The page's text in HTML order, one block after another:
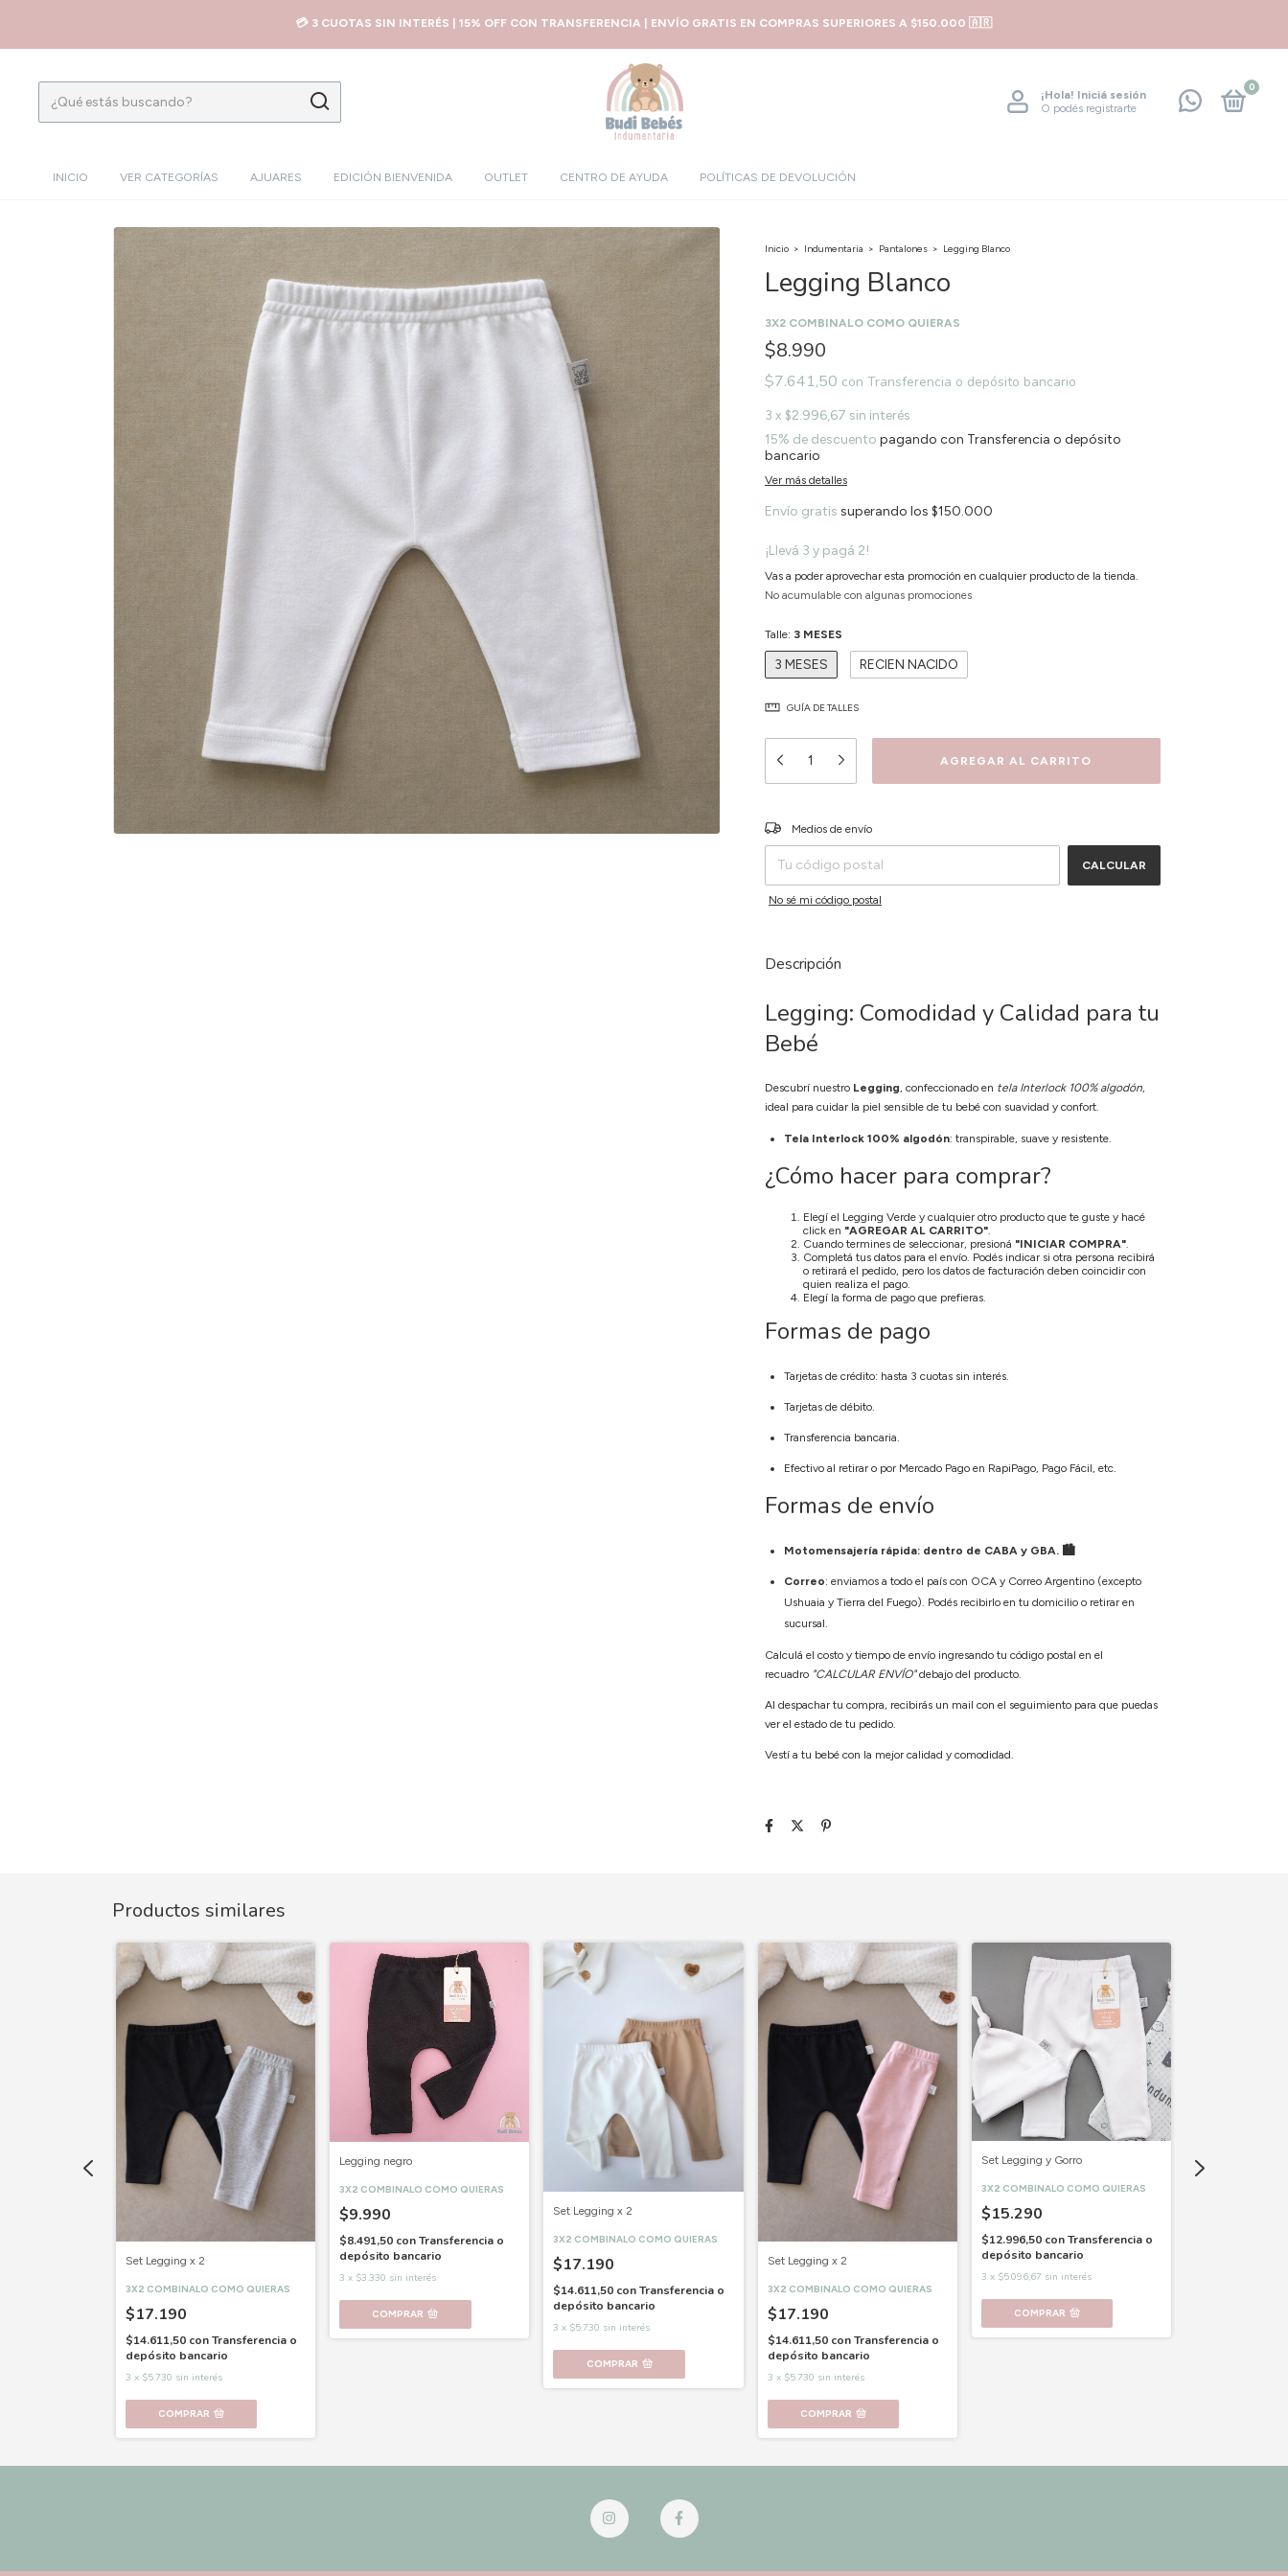
💳 3 CUOTAS SIN INTERÉS | 15% OFF CON TRANSFERENCIA | ENVÍO GRATIS EN COMPRAS SUPERIORES A $150.000 🇦🇷
¡Hola! Iniciá sesión
O podés registrarte
0
INICIO VER CATEGORÍAS AJUARES EDICIÓN BIENVENIDA OUTLET CENTRO DE AYUDA POLÍTICAS DE DEVOLUCIÓN
Inicio > Indumentaria > Pantalones > Legging Blanco
Legging Blanco
3X2 COMBINALO COMO QUIERAS
$8.990
$7.641,50 con Transferencia o depósito bancario
3 x $2.996,67 sin interés
15% de descuento pagando con Transferencia o depósito
bancario
Ver más detalles
Envío gratis superando los $150.000
¡Llevá 3 y pagá 2!
Vas a poder aprovechar esta promoción en cualquier producto de la tienda.
No acumulable con algunas promociones
Talle: 3 MESES
3 MESES RECIEN NACIDO
GUÍA DE TALLES
Entregas para el CP:
Medios de envío
CALCULAR
No sé mi código postal
Descripción
Legging: Comodidad y Calidad para tu
Bebé
Descubrí nuestro Legging, confeccionado en tela Interlock 100% algodón,
ideal para cuidar la piel sensible de tu bebé con suavidad y confort.
Tela Interlock 100% algodón: transpirable, suave y resistente.
¿Cómo hacer para comprar?
Elegí el Legging Verde y cualquier otro producto que te guste y hacé
click en "AGREGAR AL CARRITO"
Cuando termines de seleccionar, presioná "INICIAR COMPRA"
Completá tus datos para el envío. Podés indicar si otra persona recibirá
o retirará el pedido, pero los datos de facturación deben coincidir con
quien realiza el pago.
Elegí la forma de pago que prefieras.
Formas de pago
Tarjetas de crédito: hasta 3 cuotas sin interés.
Tarjetas de débito.
Transferencia bancaria.
Efectivo al retirar o por Mercado Pago en RapiPago, Pago Fácil, etc.
Formas de envío
Motomensajería rápida: dentro de CABA y GBA. 🏙️
Correo: enviamos a todo el país con OCA y Correo Argentino (excepto
Ushuaia y Tierra del Fuego). Podés recibirlo en tu domicilio o retirar en
sucursal.
Calculá el costo y tiempo de envío ingresando tu código postal en el
recuadro "CALCULAR ENVÍO"debajo del producto.
Al despachar tu compra, recibirás un mail con el seguimiento para que puedas
ver el estado de tu pedido.
Vestí a tu bebé con la mejor calidad y comodidad.
Productos similares
Set Legging x 2
3X2 COMBINALO COMO QUIERAS
$17.190
$14.611,50 conTransferencia o
depósito bancario
3 x $5.730 sin interés
COMPRAR
Legging negro
3X2 COMBINALO COMO QUIERAS
$9.990
$8.491,50 conTransferencia o
depósito bancario
3 x $3.330 sin interés
COMPRAR
Set Legging x 2
3X2 COMBINALO COMO QUIERAS
$17.190
$14.611,50 con Transferencia o
depósito bancario
3 x $5.730 sin interés
COMPRAR
Set Legging x 2
3X2 COMBINALO COMO QUIERAS
$17.190
$14.611,50 con Transferencia o
depósito bancario
3 x $5.730 sin interés
COMPRAR
Set Legging y Gorro
3X2 COMBINALO COMO QUIERAS
$15.290
$12.996,50 con Transferencia o
depósito bancario
3 x $5.096,67 sin interés
COMPRAR
Legging Verde